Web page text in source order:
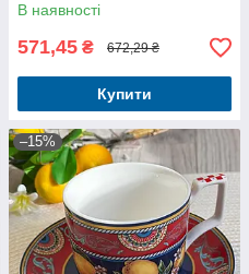
В наявності
571,45 ₴ 672,29 ₴
Купити
–15%